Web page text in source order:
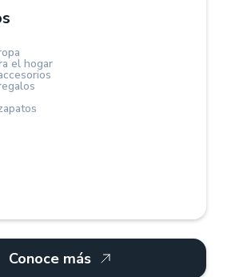
el hogar
y tamaños de tus productos.
ideal para profesionalizar la gestión del
Conoce más